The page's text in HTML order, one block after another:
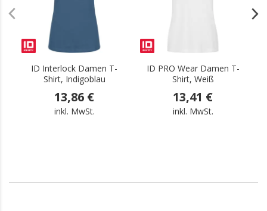
ID Interlock Damen T-
Shirt, Indigoblau
13,86 €
inkl. MwSt.
ID PRO Wear Damen T-
Shirt, Weiß
13,41 €
inkl. MwSt.